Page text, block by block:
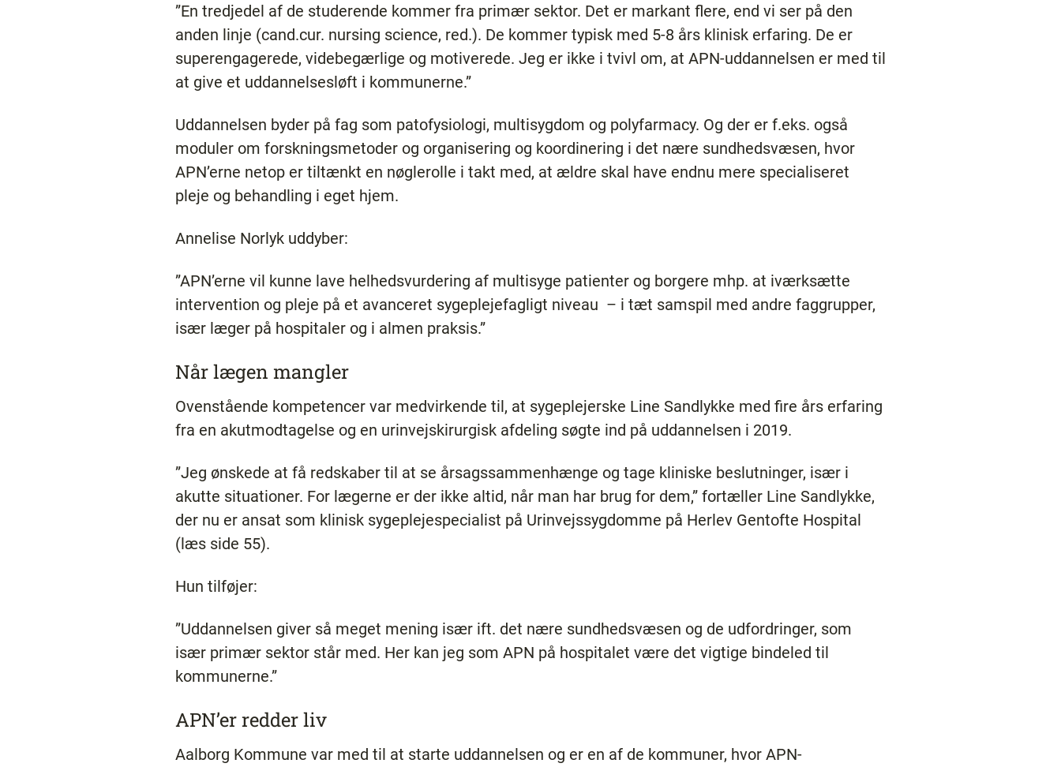
”En tredjedel af de studerende kommer fra primær sektor. Det er markant flere, end vi ser på den
anden linje (cand.cur. nursing science, red.). De kommer typisk med 5-8 års klinisk erfaring. De er
superengagerede, videbegærlige og motiverede. Jeg er ikke i tvivl om, at APN-uddannelsen er med til
at give et uddannelsesløft i kommunerne.”
Uddannelsen byder på fag som patofysiologi, multisygdom og polyfarmacy. Og der er f.eks. også
moduler om forskningsmetoder og organisering og koordinering i det nære sundhedsvæsen, hvor
APN’erne netop er tiltænkt en nøglerolle i takt med, at ældre skal have endnu mere specialiseret
pleje og behandling i eget hjem.
Annelise Norlyk uddyber:
”APN’erne vil kunne lave helhedsvurdering af multisyge patienter og borgere mhp. at iværksætte
intervention og pleje på et avanceret sygeplejefagligt niveau – i tæt samspil med andre faggrupper,
især læger på hospitaler og i almen praksis.”
Når lægen mangler
Ovenstående kompetencer var medvirkende til, at sygeplejerske Line Sandlykke med fire års erfaring
fra en akutmodtagelse og en urinvejskirurgisk afdeling søgte ind på uddannelsen i 2019.
”Jeg ønskede at få redskaber til at se årsagssammenhænge og tage kliniske beslutninger, især i
akutte situationer. For lægerne er der ikke altid, når man har brug for dem,” fortæller Line Sandlykke,
der nu er ansat som klinisk sygeplejespecialist på Urinvejssygdomme på Herlev Gentofte Hospital
(læs side 55).
Hun tilføjer:
”Uddannelsen giver så meget mening især ift. det nære sundhedsvæsen og de udfordringer, som
især primær sektor står med. Her kan jeg som APN på hospitalet være det vigtige bindeled til
kommunerne.”
APN’er redder liv
Aalborg Kommune var med til at starte uddannelsen og er en af de kommuner, hvor APN-